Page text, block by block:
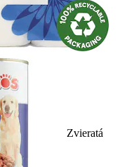
Zvieratá